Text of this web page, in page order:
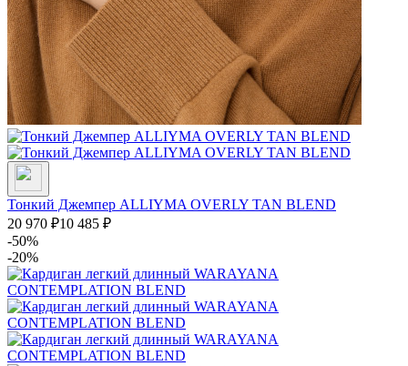
Тонкий Джемпер ALLIYMA OVERLY TAN BLEND
20 970 ₽10 485 ₽
-50%
-20%